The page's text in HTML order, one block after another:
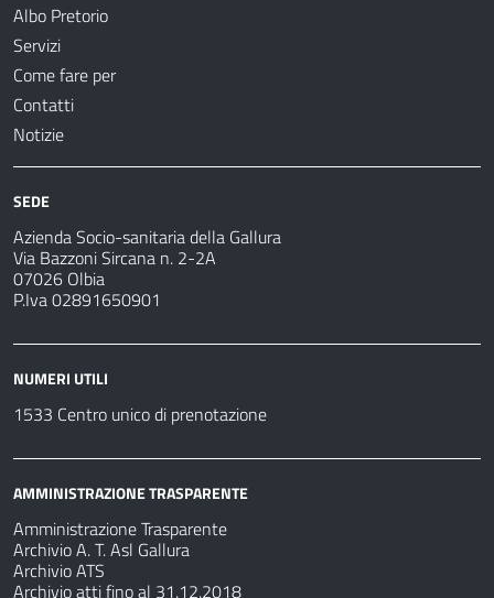
Albo Pretorio
Servizi
Come fare per
Contatti
Notizie
SEDE
Azienda Socio-sanitaria della Gallura
Via Bazzoni Sircana n. 2-2A
07026 Olbia
P.Iva 02891650901
NUMERI UTILI
1533 Centro unico di prenotazione
AMMINISTRAZIONE TRASPARENTE
Amministrazione Trasparente
Archivio A. T. Asl Gallura
Archivio ATS
Archivio atti fino al 31.12.2018